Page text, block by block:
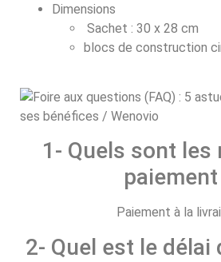
Dimensions
Sachet : 30 x 28 cm
blocs de construction
1- Quels sont les
paiement
Paiement à la
2- Quel est le délai